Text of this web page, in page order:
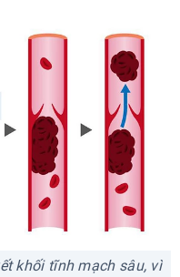
khối tĩnh mạch sâu, vì